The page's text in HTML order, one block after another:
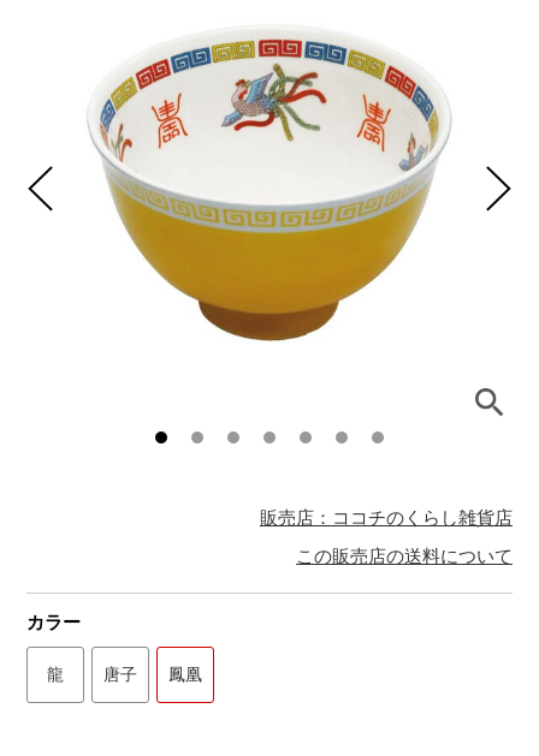
販売店：ココチのくらし雑貨店
この販売店の送料について
カラー
龍 唐子 鳳凰